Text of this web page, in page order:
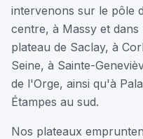
intervenons sur le pôle
centre, à Massy et
plateau de Saclay, à
Seine, à Sainte-
de l'Orge, ainsi qu'à
Étampes au sud.
Nos plateaux